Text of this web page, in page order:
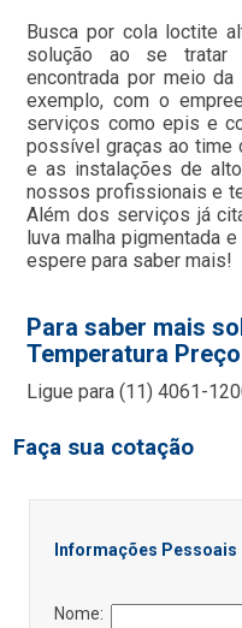
Busca por cola loctite
solução ao se tratar
encontrada por meio
exemplo, com o
serviços como epis e
possível graças ao
e as instalações de
nossos profissionais e
Além dos serviços já
luva malha pigmentada
espere para saber mais!
Para saber mais
Temperatura
Ligue para(11) 4061-
Faça sua cotação
Informações Pessoais
Nome: